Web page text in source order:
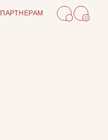
ПАРТНЕРАМ
0